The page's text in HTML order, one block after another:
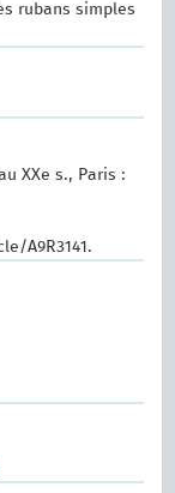
rubans simples
XXe s., Paris :
A9R3141.